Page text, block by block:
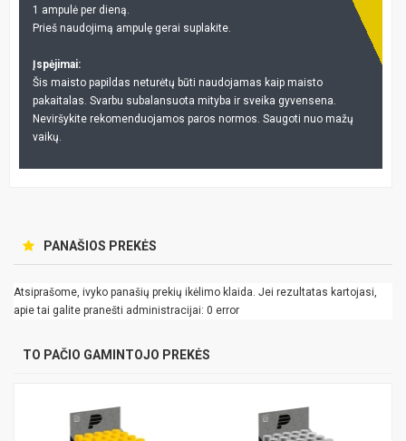
1 ampulė per dieną.
Prieš naudojimą ampulę gerai suplakite.
Įspėjimai:
Šis maisto papildas neturėtų būti naudojamas kaip maisto
pakaitalas. Svarbu subalansuota mityba ir sveika gyvensena.
Neviršykite rekomenduojamos paros normos. Saugoti nuo mažų
vaikų.
PANAŠIOS PREKĖS
Atsiprašome, ivyko panašių prekių ikėlimo klaida. Jei rezultatas kartojasi,
apie tai galite pranešti administracijai: 0 error
TO PAČIO GAMINTOJO PREKĖS